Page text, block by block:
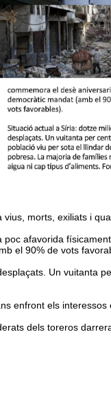
morts, exiliats i
afavorida
el 90% de vots
Un vuitanta
enfront els
dels toreros